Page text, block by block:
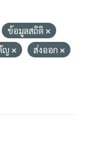
ข้อมูลสถิติ
ญ
ส่งออก